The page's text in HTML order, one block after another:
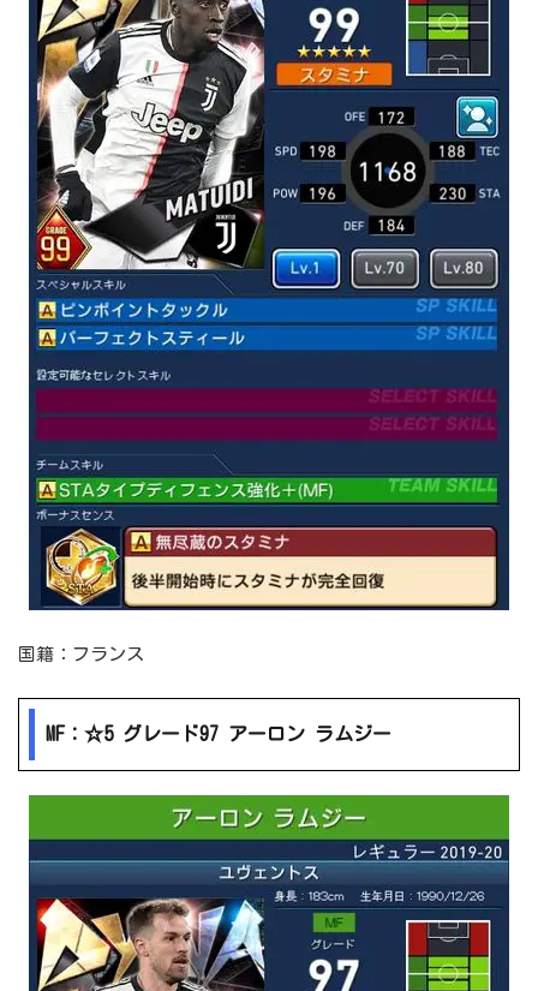
国籍：フランス
MF：☆5 グレード97 アーロン ラムジー